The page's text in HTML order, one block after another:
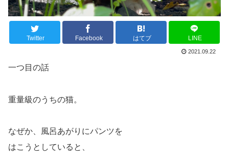
Twitter Facebook はてブ LINE
2021.09.22
一つ目の話
重量級のうちの猫。
なぜか、風呂あがりにパンツを
はこうとしていると、